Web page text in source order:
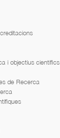
i objectius científics
de Recerca